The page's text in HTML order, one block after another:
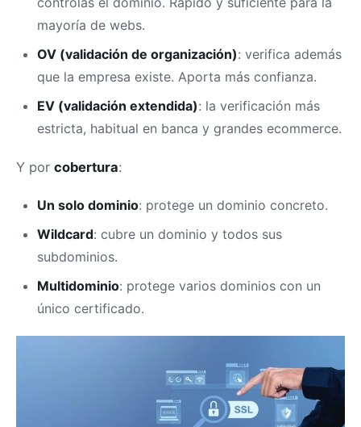
mayoría de webs.
OV (validación de organización): verifica además
que la empresa existe. Aporta más confianza.
EV (validación extendida): la verificación más
estricta, habitual en banca y grandes ecommerce.
Y por cobertura:
Un solo dominio: protege un dominio concreto.
Wildcard: cubre un dominio y todos sus
subdominios.
Multidominio: protege varios dominios con un
único certificado.